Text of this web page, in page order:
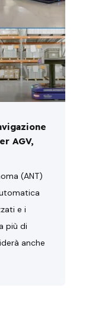
AGV,
(ANT)
e i
più di
anche